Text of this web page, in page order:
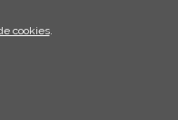
cookies.